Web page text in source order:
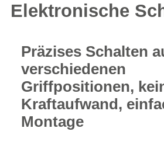
Elektronische
Präzises Schalten
verschiedenen
Griffpositionen,
Kraftaufwand,
Montage